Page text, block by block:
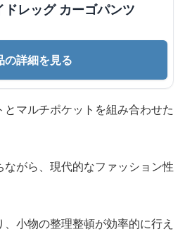
レッグ カーゴパンツ
の詳細を見る
マルチポケットを組み合わせた
がら、現代的なファッション性
小物の整理整頓が効率的に行え